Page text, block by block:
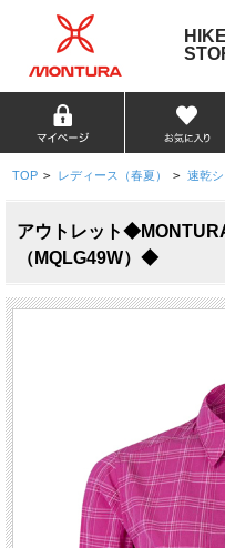
TOP > レディース（春夏） > 速乾
アウトレット
（MQLG49W）◆